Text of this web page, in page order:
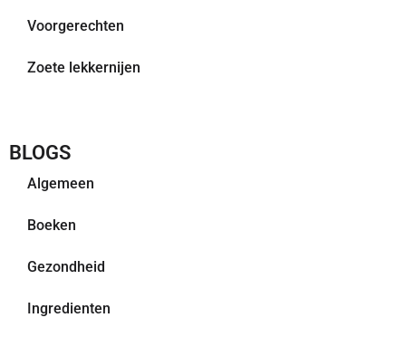
Voorgerechten
Zoete lekkernijen
BLOGS
Algemeen
Boeken
Gezondheid
Ingredienten